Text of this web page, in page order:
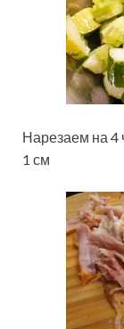
Нарезаем на 4
1 см